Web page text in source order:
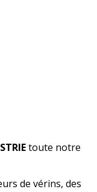
toute notre
de vérins, des